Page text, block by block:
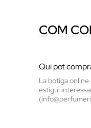
COM
Qui pot
La botiga
estigui